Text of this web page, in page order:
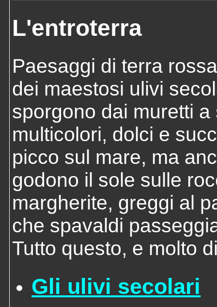
L'entroterra
Paesaggi di terra
dei maestosi ulivi
sporgono dai muretti
multicolori, dolci e
picco sul mare, ma
godono il sole sulle
margherite, greggi al
che spavaldi
Tutto questo, e molto
Gli ulivi secolari